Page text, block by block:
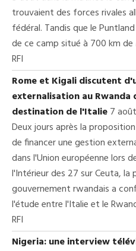
trouvaient des forces rivales
fédéral. Tandis que le
de ce camp situé à 700 km
RFI
Rome et Kigali discutent
externalisation au Rwanda
destination de l'Italie7
Deux jours après la
de financer une gestion
dans l'Union européenne lors
l'Intérieur des 27 sur Ceuta, la
gouvernement rwandais a
l'étude entre l'Italie et le
RFI
Nigeria: une interview